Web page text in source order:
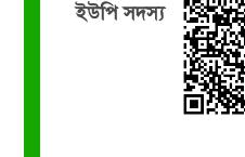
ইউপি সদস্য